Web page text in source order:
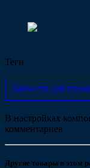
Теги
Запчасти для
В настройках
комментариев
Другие товары в этом